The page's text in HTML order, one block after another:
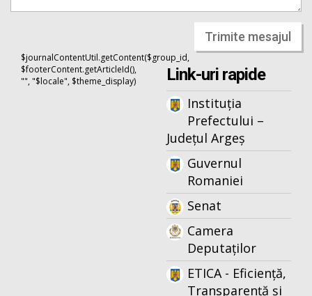
Trimite mesajul
$journalContentUtil.getContent($group_id,
$footerContent.getArticleId(),
"", "$locale", $theme_display)
Link-uri rapide
Instituția
Prefectului –
Județul Argeș
Guvernul
Romaniei
Senat
Camera
Deputaților
ETICA - Eficiență,
Transparență și